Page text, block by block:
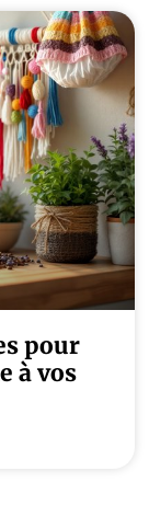
pour
à vos